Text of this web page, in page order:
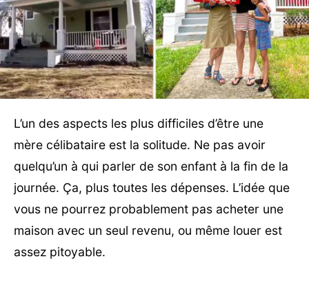
L’un des aspects les plus difficiles d’être une
mère célibataire est la solitude. Ne pas avoir
quelqu’un à qui parler de son enfant à la fin de la
journée. Ça, plus toutes les dépenses. L’idée que
vous ne pourrez probablement pas acheter une
maison avec un seul revenu, ou même louer est
assez pitoyable.